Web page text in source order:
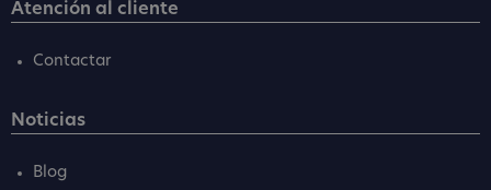
Atención al cliente
Contactar
Noticias
Blog